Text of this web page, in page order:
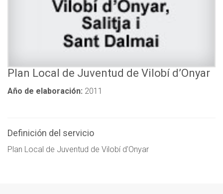
Plan Local de Juventud de Vilobí d’Onyar
Año de elaboración: 2011
Definición del servicio
Plan Local de Juventud de Vilobí d'Onyar